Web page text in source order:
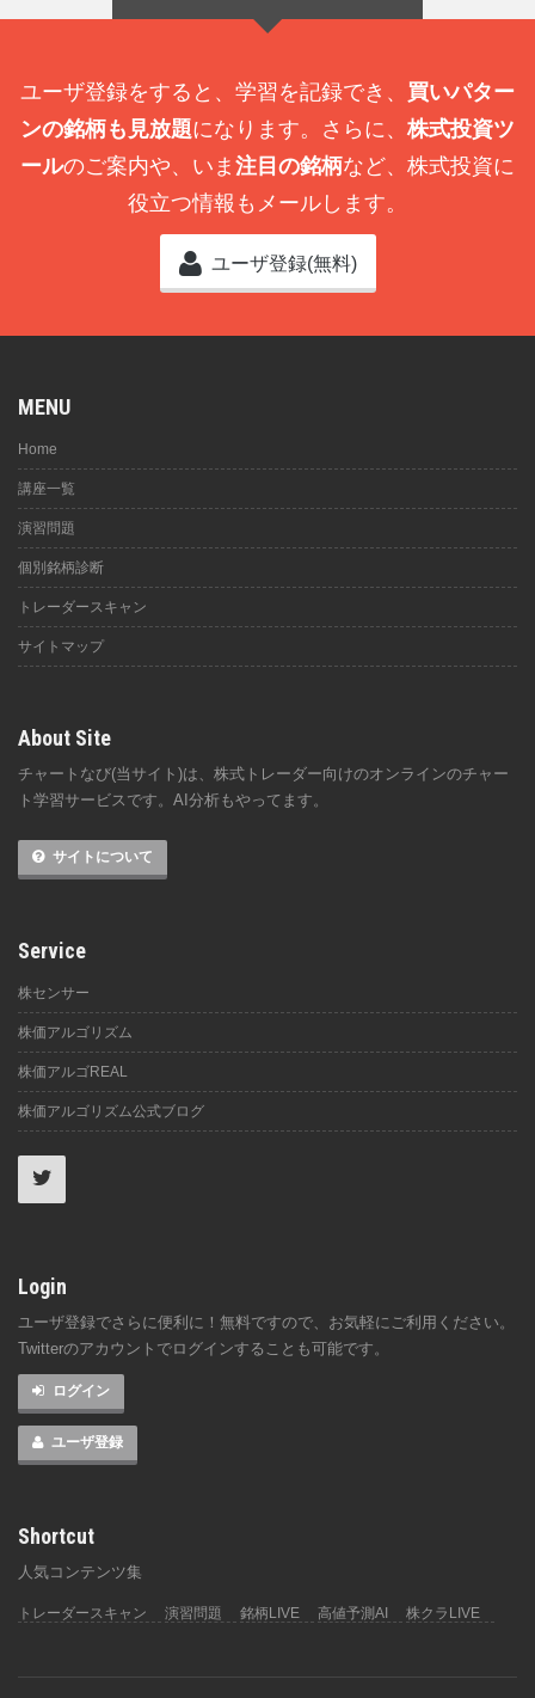
ユーザ登録をすると、学習を記録でき、 買いパター
ンの銘柄も見放題になります。さらに、 株式投資ツ
ールのご案内や、いま 注目の銘柄など、株式投資に
役立つ情報もメールします。
ユーザ登録(無料)
MENU
Home
講座一覧
演習問題
個別銘柄診断
トレーダースキャン
サイトマップ
About Site
チャートなび(当サイト)は、株式トレーダー向けのオンラインのチャー
ト学習サービスです。AI分析もやってます。
サイトについて
Service
株センサー
株価アルゴリズム
株価アルゴREAL
株価アルゴリズム公式ブログ
Login
ユーザ登録でさらに便利に！無料ですので、お気軽にご利用ください。
Twitterのアカウントでログインすることも可能です。
ログイン
ユーザ登録
Shortcut
人気コンテンツ集
トレーダースキャン 演習問題 銘柄LIVE 高値予測AI 株クラLIVE